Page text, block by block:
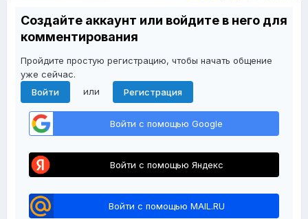
Создайте аккаунт или войдите в него для
комментирования
Пройдите простую регистрацию, чтобы начать общение
уже сейчас.
Войти
или Регистрация
Войти с помощью Google
Войти с помощью Яндекс
Войти с помощью MAIL.RU